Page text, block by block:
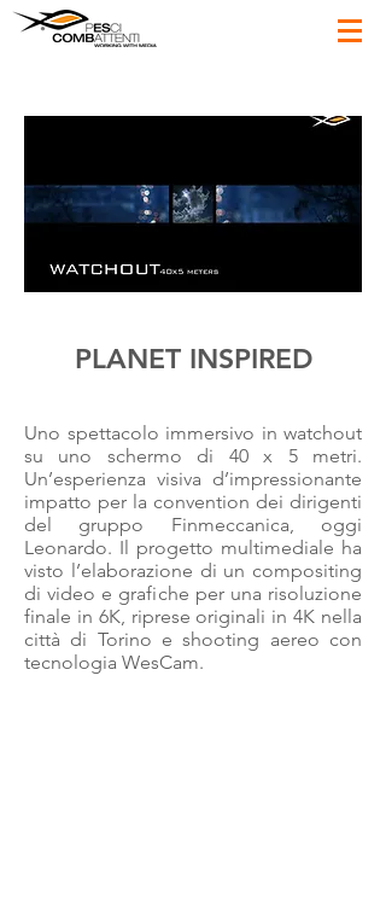
PLANET INSPIRED
Uno spettacolo immersivo in watchout
su uno schermo di 40 x 5 metri.
Un’esperienza visiva d’impressionante
impatto per la convention dei dirigenti
del gruppo Finmeccanica, oggi
Leonardo. Il progetto multimediale ha
visto l’elaborazione di un compositing
di video e grafiche per una risoluzione
finale in 6K, riprese originali in 4K nella
città di Torino e shooting aereo con
tecnologia WesCam.